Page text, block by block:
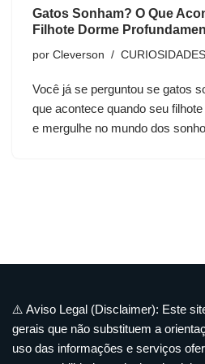
Gatos Sonham? O Que
Filhote Dorme
por Cleverson CURIOSIDADES
Você já se perguntou se gatos
que acontece quando seu
e mergulhe no mundo dos
⚠️ Aviso Legal (Disclaimer): Este
gerais que não substituem a
uso das informações e serviços